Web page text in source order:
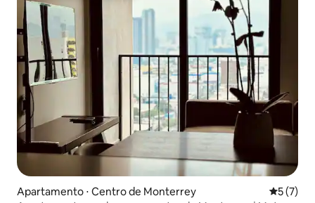
Apartamento ⋅ Centro de Monterrey 5 de
5 (7)